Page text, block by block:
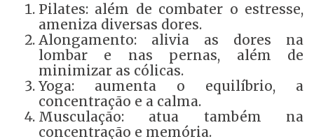
Pilates: além de combater o estresse,
ameniza diversas dores.
Alongamento: alivia as dores na
lombar e nas pernas, além de
minimizar as cólicas.
Yoga: aumenta o equilíbrio, a
concentração e a calma.
Musculação: atua também na
concentração e memória.